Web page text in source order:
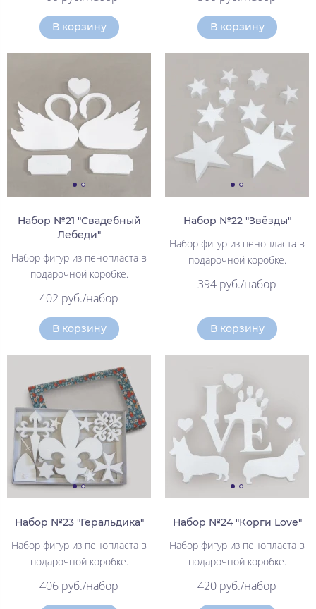
В корзину В корзину
Набор №21 "Свадебный
Лебеди"
Набор фигур из пенопласта в
подарочной коробке.
402 руб./набор
В корзину
Набор №22 "Звёзды"
Набор фигур из пенопласта в
подарочной коробке.
394 руб./набор
В корзину
Набор №23 "Геральдика"
Набор фигур из пенопласта в
подарочной коробке.
406 руб./набор
Набор №24 "Корги Love"
Набор фигур из пенопласта в
подарочной коробке.
420 руб./набор